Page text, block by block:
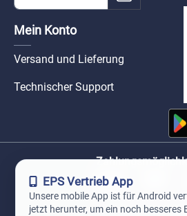
Mein Konto
Versand und Lieferung
Technischer Support
Unsere
EPS Vertrieb App
Unsere mobile App ist für Android
jetzt herunter, um ein noch besseres